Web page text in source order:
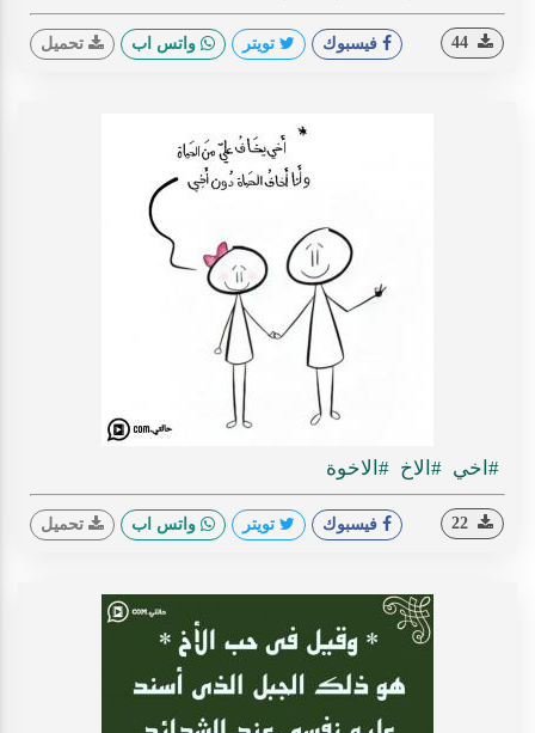
فيسبوك تويتر واتس اب تحميل
#اخي #الاخ #الاخوة
فيسبوك تويتر واتس اب تحميل